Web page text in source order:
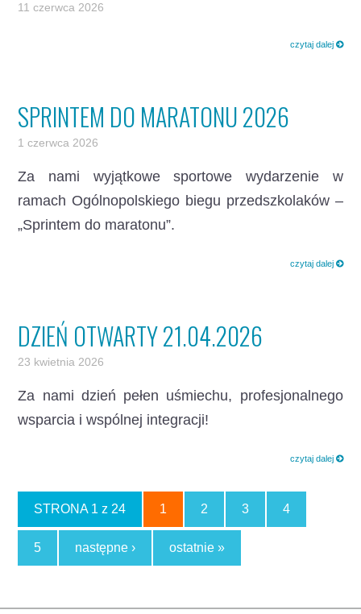
11 czerwca 2026
czytaj dalej
SPRINTEM DO MARATONU 2026
1 czerwca 2026
Za nami wyjątkowe sportowe wydarzenie w
ramach Ogólnopolskiego biegu przedszkolaków –
„Sprintem do maratonu”.
czytaj dalej
DZIEŃ OTWARTY 21.04.2026
23 kwietnia 2026
Za nami dzień pełen uśmiechu, profesjonalnego
wsparcia i wspólnej integracji!
czytaj dalej
STRONA 1 z 24 1 2 3 4
5 następne › ostatnie »